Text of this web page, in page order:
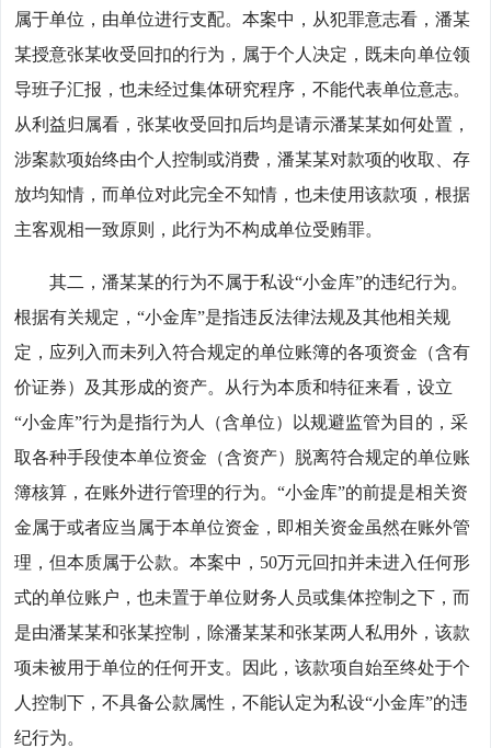
属于单位，由单位进行支配。本案中，从犯罪意志看，潘某
某授意张某收受回扣的行为，属于个人决定，既未向单位领
导班子汇报，也未经过集体研究程序，不能代表单位意志。
从利益归属看，张某收受回扣后均是请示潘某某如何处置，
涉案款项始终由个人控制或消费，潘某某对款项的收取、存
放均知情，而单位对此完全不知情，也未使用该款项，根据
主客观相一致原则，此行为不构成单位受贿罪。
其二，潘某某的行为不属于私设“小金库”的违纪行为。
根据有关规定，“小金库”是指违反法律法规及其他相关规
定，应列入而未列入符合规定的单位账簿的各项资金（含有
价证券）及其形成的资产。从行为本质和特征来看，设立
“小金库”行为是指行为人（含单位）以规避监管为目的，采
取各种手段使本单位资金（含资产）脱离符合规定的单位账
簿核算，在账外进行管理的行为。“小金库”的前提是相关资
金属于或者应当属于本单位资金，即相关资金虽然在账外管
理，但本质属于公款。本案中，50万元回扣并未进入任何形
式的单位账户，也未置于单位财务人员或集体控制之下，而
是由潘某某和张某控制，除潘某某和张某两人私用外，该款
项未被用于单位的任何开支。因此，该款项自始至终处于个
人控制下，不具备公款属性，不能认定为私设“小金库”的违
纪行为。